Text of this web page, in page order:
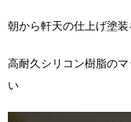
朝から軒天の仕上げ塗装
高耐久シリコン樹脂の
い